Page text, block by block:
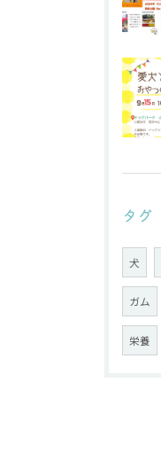
タグ
犬
ガム
栄養